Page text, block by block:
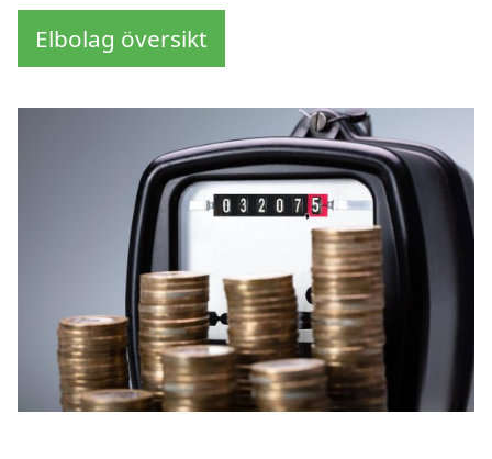
Elbolag översikt